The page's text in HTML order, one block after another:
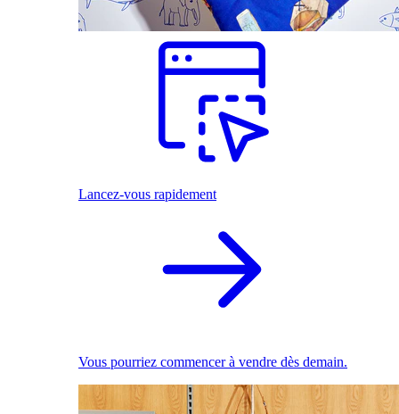
Lancez-vous rapidement
Vous pourriez commencer à vendre dès demain.